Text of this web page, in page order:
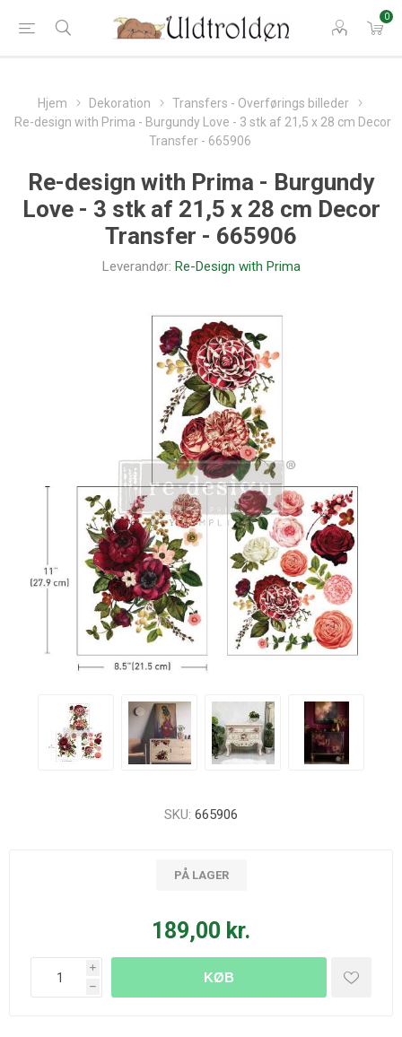
0
Hjem Dekoration
Transfers - Overførings billeder
Re-design with Prima - Burgundy Love - 3 stk af 21,5 x 28 cm Decor
Transfer - 665906
Re-design with Prima - Burgundy
Love - 3 stk af 21,5 x 28 cm Decor
Transfer - 665906
Leverandør: Re-Design with Prima
SKU: 665906
PÅ LAGER
189,00 kr.
i
h
KØB